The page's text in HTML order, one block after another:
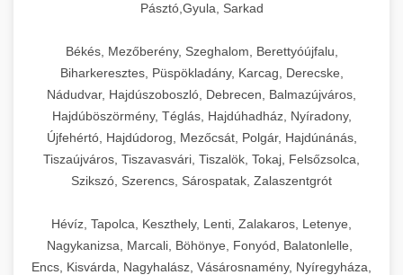
kereskedelmi konyhai megoldások
Pásztó,Gyula, Sarkad
Békés, Mezőberény, Szeghalom, Berettyóújfalu,
Biharkeresztes, Püspökladány, Karcag, Derecske,
Nádudvar, Hajdúszoboszló, Debrecen, Balmazújváros,
Hajdúböszörmény, Téglás, Hajdúhadház, Nyíradony,
Újfehértó, Hajdúdorog, Mezőcsát, Polgár, Hajdúnánás,
Tiszaújváros, Tiszavasvári, Tiszalök, Tokaj, Felsőzsolca,
Szikszó, Szerencs, Sárospatak, Zalaszentgrót
Hévíz, Tapolca, Keszthely, Lenti, Zalakaros, Letenye,
Nagykanizsa, Marcali, Böhönye, Fonyód, Balatonlelle,
Encs, Kisvárda, Nagyhalász, Vásárosnamény, Nyíregyháza,